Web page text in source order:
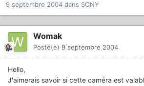
9 septembre 2004 dans SONY
Womak
Posté(e) 9 septembre 2004
Hello,
J'aimerais savoir si cette caméra est